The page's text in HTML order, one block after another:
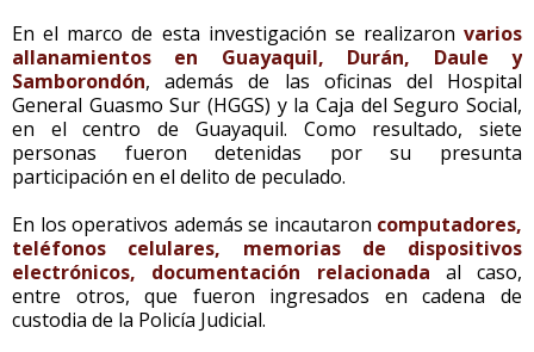
En el marco de esta investigación se realizaron varios
allanamientos en Guayaquil, Durán, Daule y
Samborondón, además de las oficinas del Hospital
General Guasmo Sur (HGGS) y la Caja del Seguro Social,
en el centro de Guayaquil. Como resultado, siete
personas fueron detenidas por su presunta
participación en el delito de peculado.
En los operativos además se incautaron computadores,
teléfonos celulares, memorias de dispositivos
electrónicos, documentación relacionada al caso,
entre otros, que fueron ingresados en cadena de
custodia de la Policía Judicial.